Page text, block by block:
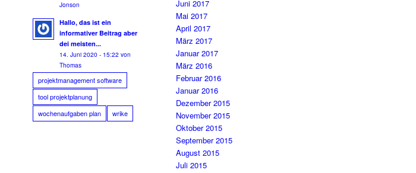
Jonson
Hallo, das ist ein
informativer Beitrag aber
dei meisten...
14. Juni 2020 - 15:22 von
Thomas
projektmanagement software
tool projektplanung
wochenaufgaben plan
wrike
Juni 2017
Mai 2017
April 2017
März 2017
Januar 2017
März 2016
Februar 2016
Januar 2016
Dezember 2015
November 2015
Oktober 2015
September 2015
August 2015
Juli 2015